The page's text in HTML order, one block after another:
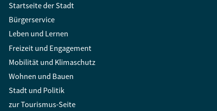
Startseite der Stadt
Bürgerservice
Leben und Lernen
Freizeit und Engagement
Mobilität und Klimaschutz
Wohnen und Bauen
Stadt und Politik
zur Tourismus-Seite